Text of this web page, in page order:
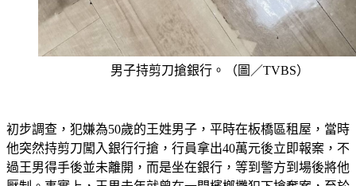
男子持剪刀搶銀行。（圖／TVBS）
初步調查，犯嫌為50歲的王姓男子，平時在板橋區租屋，當時
他突然持剪刀闖入銀行行搶，行員拿出40萬元後立即報案，不
過王男得手後並未離開，而是坐在銀行，等到警方到場後將他